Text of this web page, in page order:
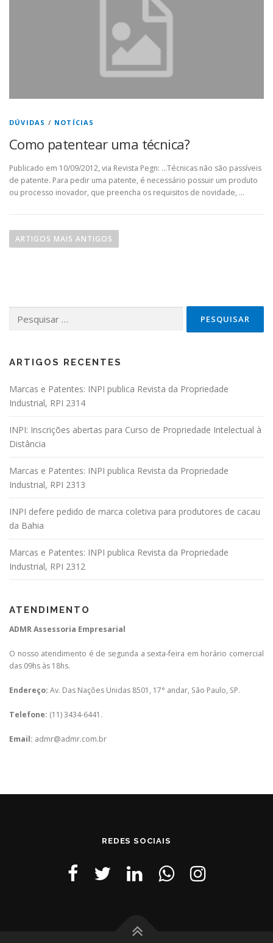
DÚVIDAS / NOTÍCIAS
Como patentear uma técnica?
Publicado em 10/09/2012, via Revista Pegn: …Técnicas não são passíveis
de patente. Para pedir uma patente, é necessário possuir um produto
ou processo inovador, que preencha os requisitos de novidade, …
ARTIGOS MAIS ANTIGOS
ARTIGOS RECENTES
Marcas e Patentes: INPI publica Revista da Propriedade
Industrial, RPI 2314
INPI: Inscrições abertas para Curso de Propriedade Intelectual à
Distância
Marcas e Patentes: INPI publica Revista da Propriedade
Industrial, RPI 2313
INPI defere pedido de marca coletiva para produtores de cacau
da Bahia
Marcas e Patentes: INPI publica Revista da Propriedade
Industrial, RPI 2312
ATENDIMENTO
ADMR Assessoria Empresarial
O nosso atendimento é de segunda a sexta-feira em horário comercial
das 09hs às 18hs.
Endereço: Av. Das Nações Unidas 8501, 17° andar, São Paulo, SP.
Telefone: (11) 3434-6441.
Email: admr@admr.com.br
REDES SOCIAIS